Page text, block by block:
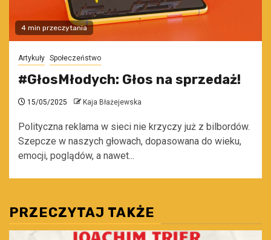
4 min przeczytania
Artykuły Społeczeństwo
#GłosMłodych: Głos na sprzedaż!
15/05/2025 Kaja Błażejewska
Polityczna reklama w sieci nie krzyczy już z bilbordów.
Szepcze w naszych głowach, dopasowana do wieku,
emocji, poglądów, a nawet...
PRZECZYTAJ TAKŻE